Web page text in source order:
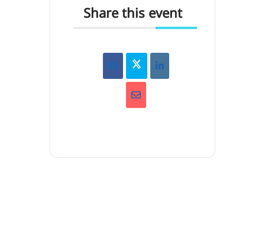
Share this event